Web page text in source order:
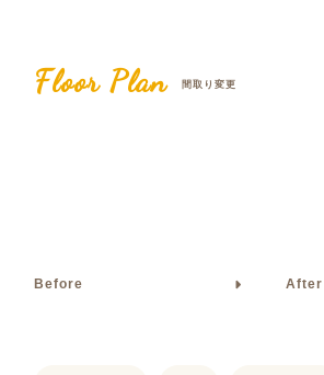
Floor Plan 間取り変更
Before After